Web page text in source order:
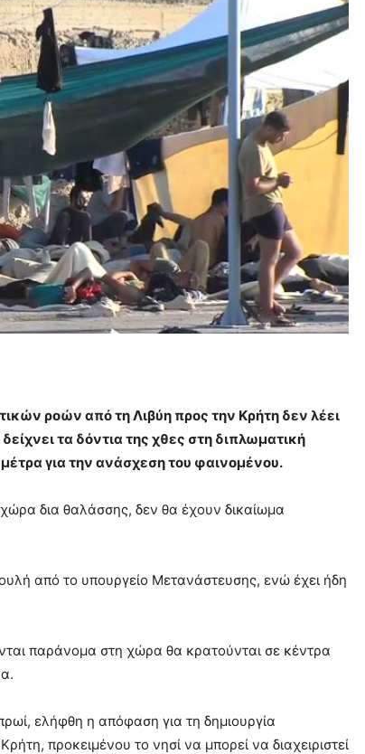
ροών από τη Λιβύη προς την Κρήτη δεν λέει
τα δόντια της χθες στη διπλωματική
για την ανάσχεση του φαινομένου.
δια θαλάσσης, δεν θα έχουν δικαίωμα
από το υπουργείο Μετανάστευσης, ενώ έχει ήδη
παράνομα στη χώρα θα κρατούνται σε κέντρα
ελήφθη η απόφαση για τη δημιουργία
προκειμένου το νησί να μπορεί να διαχειριστεί